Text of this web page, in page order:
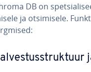
DB on
ja ot­si­misele.